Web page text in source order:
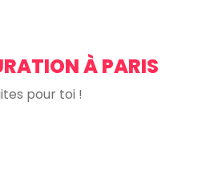
À PARIS
pour toi !